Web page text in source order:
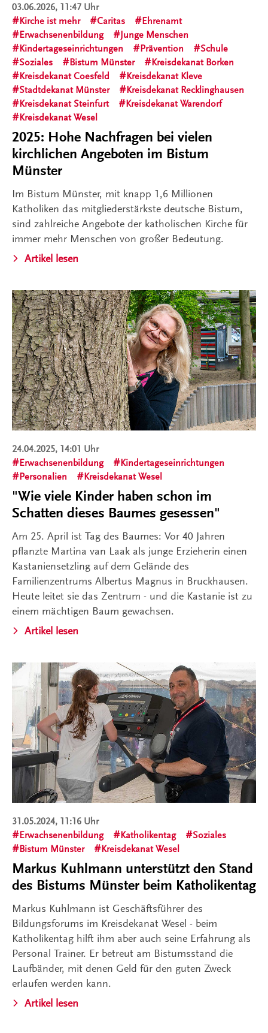
03.06.2026, 11:47 Uhr
Kirche ist mehr
Caritas
Ehrenamt
Erwachsenenbildung
Junge Menschen
Kindertageseinrichtungen
Prävention
Schule
Soziales
Bistum Münster
Kreisdekanat Borken
Kreisdekanat Coesfeld
Kreisdekanat Kleve
Stadtdekanat Münster
Kreisdekanat Recklinghausen
Kreisdekanat Steinfurt
Kreisdekanat Warendorf
Kreisdekanat Wesel
2025: Hohe Nachfragen bei vielen
kirchlichen Angeboten im Bistum
Münster
Im Bistum Münster, mit knapp 1,6 Millionen
Katholiken das mitgliederstärkste deutsche Bistum,
sind zahlreiche Angebote der katholischen Kirche für
immer mehr Menschen von großer Bedeutung.
Artikel lesen
24.04.2025, 14:01 Uhr
Erwachsenenbildung
Kindertageseinrichtungen
Personalien
Kreisdekanat Wesel
"Wie viele Kinder haben schon im
Schatten dieses Baumes gesessen"
Am 25. April ist Tag des Baumes: Vor 40 Jahren
pflanzte Martina van Laak als junge Erzieherin einen
Kastaniensetzling auf dem Gelände des
Familienzentrums Albertus Magnus in Bruckhausen.
Heute leitet sie das Zentrum - und die Kastanie ist zu
einem mächtigen Baum gewachsen.
Artikel lesen
31.05.2024, 11:16 Uhr
Erwachsenenbildung
Katholikentag
Soziales
Bistum Münster
Kreisdekanat Wesel
Markus Kuhlmann unterstützt den Stand
des Bistums Münster beim Katholikentag
Markus Kuhlmann ist Geschäftsführer des
Bildungsforums im Kreisdekanat Wesel - beim
Katholikentag hilft ihm aber auch seine Erfahrung als
Personal Trainer. Er betreut am Bistumsstand die
Laufbänder, mit denen Geld für den guten Zweck
erlaufen werden kann.
Artikel lesen